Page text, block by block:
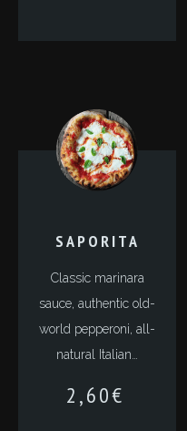
SAPORITA
Classic marinara
sauce, authentic old-
world pepperoni, all-
natural Italian…
2,60€